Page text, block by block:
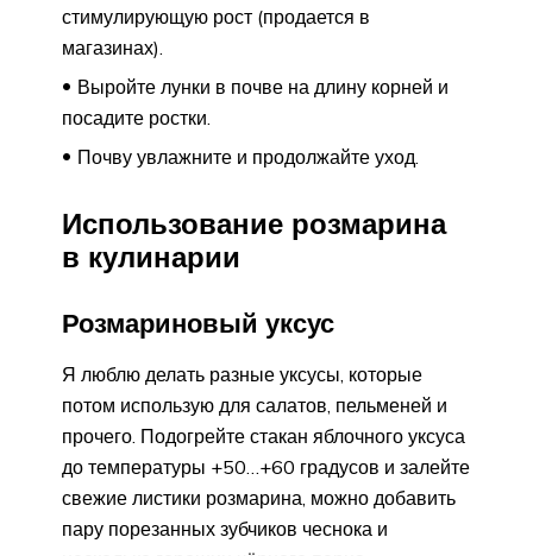
стимулирующую рост (продается в
магазинах).
Выройте лунки в почве на длину корней и
посадите ростки.
Почву увлажните и продолжайте уход.
Использование розмарина
в кулинарии
Розмариновый уксус
Я люблю делать разные уксусы, которые
потом использую для салатов, пельменей и
прочего. Подогрейте стакан яблочного уксуса
до температуры +50…+60 градусов и залейте
свежие листики розмарина, можно добавить
пару порезанных зубчиков чеснока и